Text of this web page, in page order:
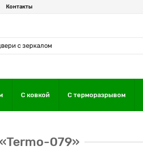
Контакты
С ковкой С терморазрывом
079»